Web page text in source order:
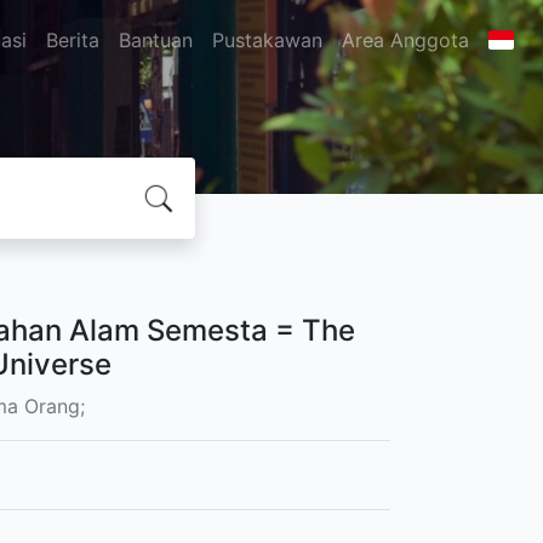
Berita Bantuan Pustakawan Area Anggota
Alam Semesta = The
Orang;